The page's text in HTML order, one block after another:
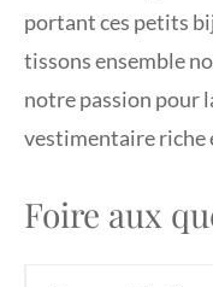
portant ces petits
tissons ensemble
notre passion pour
vestimentaire riche
Foire aux